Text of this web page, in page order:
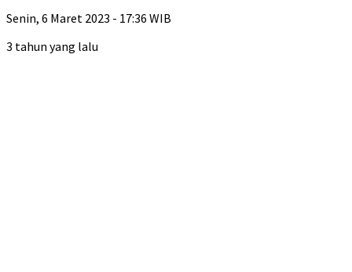
Senin, 6 Maret 2023 - 17:36 WIB
3 tahun yang lalu